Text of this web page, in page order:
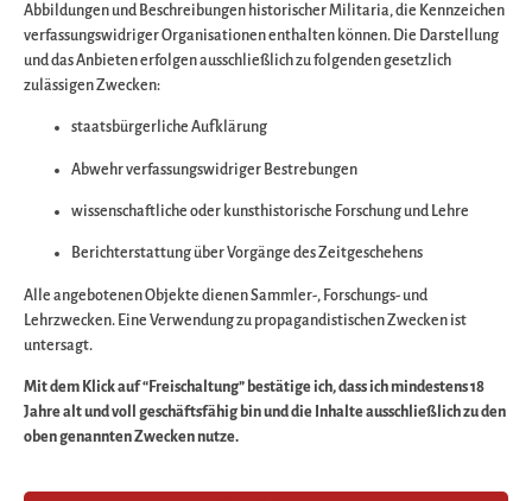
Entschuldigen Sie
bitte die
Wir arbeiten an
großartigen Sache
schauen Sie bald
wieder vorbei!
Abbildungen und Beschreibungen historischer Militaria, die Kennzeichen
verfassungswidriger Organisationen enthalten können. Die Darstellung
und das Anbieten erfolgen ausschließlich zu folgenden gesetzlich
zulässigen Zwecken:
staatsbürgerliche Aufklärung
Abwehr verfassungswidriger Bestrebungen
wissenschaftliche oder kunsthistorische Forschung und Lehre
Berichterstattung über Vorgänge des Zeitgeschehens
Alle angebotenen Objekte dienen Sammler-, Forschungs- und
Lehrzwecken. Eine Verwendung zu propagandistischen Zwecken ist
untersagt.
Mit dem Klick auf “Freischaltung” bestätige ich, dass ich mindestens 18
Jahre alt und voll geschäftsfähig bin und die Inhalte ausschließlich zu den
oben genannten Zwecken nutze.